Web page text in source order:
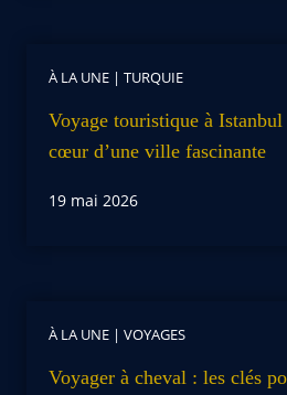
À LA UNE | TURQUIE
Voyage touristique à
cœur d’une ville fascinante
19 mai 2026
À LA UNE | VOYAGES
Voyager à cheval : les clés